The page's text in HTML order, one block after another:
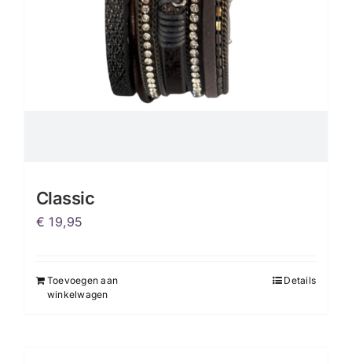
Classic
€ 19,95
Toevoegen aan
winkelwagen
Details